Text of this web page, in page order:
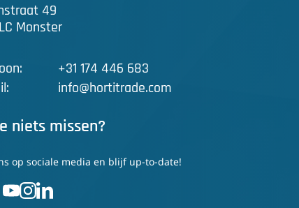
49
Monster
+31 174 446 683
info@hortitrade.com
niets missen?
op sociale media en blijf up-to-date!